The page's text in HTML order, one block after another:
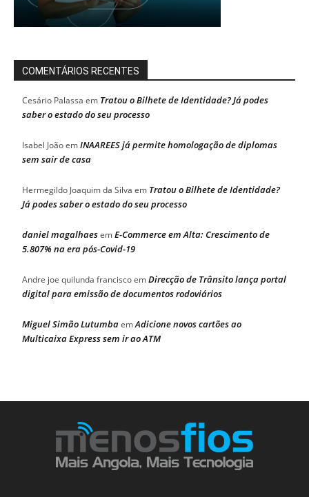
COMENTÁRIOS RECENTES
Cesário Palassa em Tratou o Bilhete de Identidade? Já podes
saber o estado do seu processo
Isabel JoãoemINAAREES já permite homologação de diplomas
sem sair de casa
Hermegildo Joaquim da Silva em Tratou o Bilhete de Identidade?
Já podes saber o estado do seu processo
daniel magalhaesemE-Commerce em Alta: Crescimento de
5.807% na era pós-Covid-19
Andre joe quilunda franciscoemDirecção de Trânsito lança portal
digital para emissão de documentos rodoviários
Miguel Simão LutumbaemAdicione novos cartões ao
Multicaixa Express sem ir ao ATM